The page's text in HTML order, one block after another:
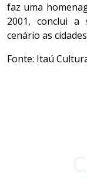
faz uma
2001, conclui a
cenário as
Fonte: Itaú